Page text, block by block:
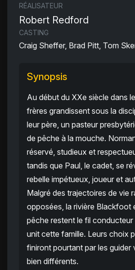
RÉALISATEUR
Robert Redford
CASTING
Craig Sheffer, Brad Pitt, Tom
Synopsis
Au début du XXe siècle dans
frères grandissent sous la
leur père, un pasteur
de pêche à la mouche.
réservé, studieux et
tandis que Paul, le cadet, se
rebelle impétueux, joueur et
Malgré des trajectoires de vie
opposées, la rivière Blackfoot
pêche restent le fil conducteur
unit cette famille. Leurs choix
finiront pourtant par les guider
bien différents.